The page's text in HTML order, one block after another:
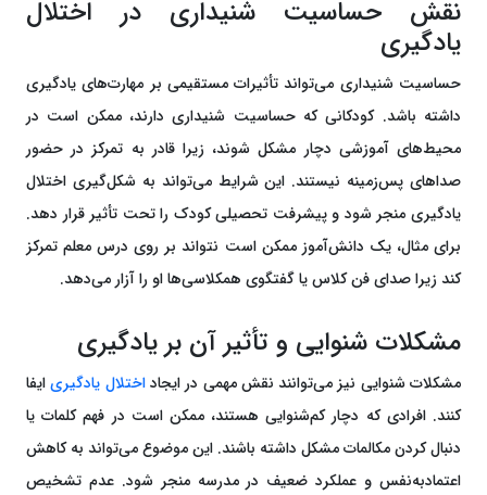
نقش حساسیت شنیداری در اختلال
یادگیری
حساسیت شنیداری می‌تواند تأثیرات مستقیمی بر مهارت‌های یادگیری
داشته باشد. کودکانی که حساسیت شنیداری دارند، ممکن است در
محیط‌های آموزشی دچار مشکل شوند، زیرا قادر به تمرکز در حضور
صداهای پس‌زمینه نیستند. این شرایط می‌تواند به شکل‌گیری اختلال
یادگیری منجر شود و پیشرفت تحصیلی کودک را تحت تأثیر قرار دهد.
برای مثال، یک دانش‌آموز ممکن است نتواند بر روی درس معلم تمرکز
کند زیرا صدای فن کلاس یا گفتگوی همکلاسی‌ها او را آزار می‌دهد.
مشکلات شنوایی و تأثیر آن بر یادگیری
مشکلات شنوایی نیز می‌توانند نقش مهمی در ایجاداختلال یادگیریایفا
کنند. افرادی که دچار کم‌شنوایی هستند، ممکن است در فهم کلمات یا
دنبال کردن مکالمات مشکل داشته باشند. این موضوع می‌تواند به کاهش
اعتمادبه‌نفس و عملکرد ضعیف در مدرسه منجر شود. عدم تشخیص